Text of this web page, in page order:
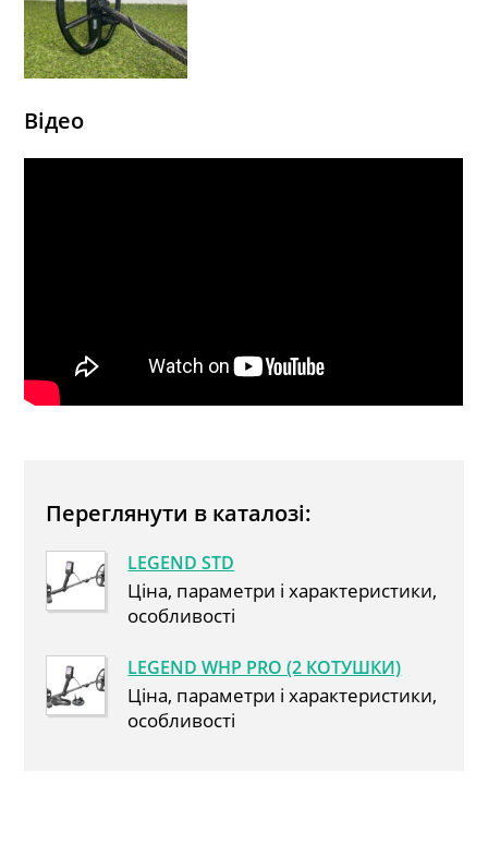
Відео
Переглянути в каталозі:
LEGEND STD
Ціна, параметри і характеристики,
особливості
LEGEND WHP PRO (2 КОТУШКИ)
Ціна, параметри і характеристики,
особливості